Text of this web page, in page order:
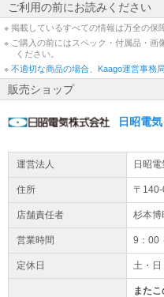
ご利用の前にお読みください
※ 掲載しているすべての情報は万全の保
※ ご購入の前にはスペック・付属品・画
ください。
※ 不適切な商品の場合、Kaago運営事務
販売ショップ
日昭電気
運営法人 日昭
住所 〒
店舗責任者 杉本博
営業時間 9：00
定休日 土・日
また